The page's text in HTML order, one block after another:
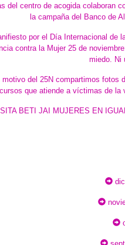
del centro de acogida colaboran
la campaña del Banco de
por el Día Internacional de
contra la Mujer 25 de
miedo. Ni
motivo del 25N compartimos fotos
que atiende a víctimas de la
BETI JAI MUJERES EN